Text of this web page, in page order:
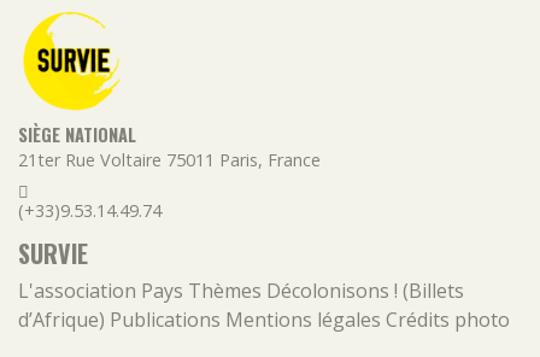
SIÈGE NATIONAL
21ter Rue Voltaire 75011 Paris, France
(+33)9.53.14.49.74
SURVIE
L'association Pays Thèmes Décolonisons ! (Billets
d’Afrique) Publications Mentions légales Crédits photo